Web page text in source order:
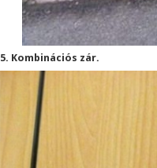
5. Kombinációs zár.